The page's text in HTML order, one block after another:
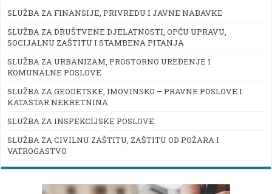
SLUŽBA ZA FINANSIJE, PRIVREDU I JAVNE NABAVKE
SLUŽBA ZA DRUŠTVENE DJELATNOSTI, OPĆU UPRAVU,
SOCIJALNU ZAŠTITU I STAMBENA PITANJA
SLUŽBA ZA URBANIZAM, PROSTORNO UREĐENJE I
KOMUNALNE POSLOVE
SLUŽBA ZA GEODETSKE, IMOVINSKO – PRAVNE POSLOVE I
KATASTAR NEKRETNINA
SLUŽBA ZA INSPEKCIJSKE POSLOVE
SLUŽBA ZA CIVILNU ZAŠTITU, ZAŠTITU OD POŽARA I
VATROGASTVO